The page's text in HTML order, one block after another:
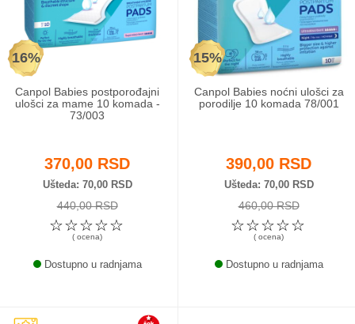
Odeća i obuća
Igračke za bebe i decu
AKCIJA
Call Centar
011 438 1 000
16%
Canpol Babies postporođajni
ulošci za mame 10 komada -
73/003
370,00 RSD
Ušteda 70,00 RSD
440,00 RSD
☆
☆
☆
☆
☆
( ocena)
Dostupno u radnjama
15%
Canpol Babies noćni ulošci za
porodilje 10 komada 78/001
390,00 RSD
Ušteda 70,00 RSD
460,00 RSD
☆
☆
☆
☆
☆
( ocena)
Dostupno u radnjama